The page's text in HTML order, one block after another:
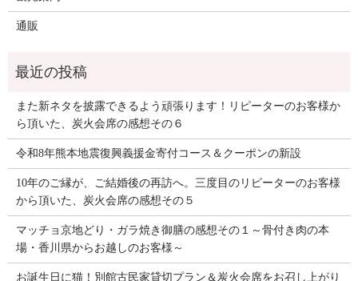
通販
また新ネタを披露できるよう頑張ります！リピーターのお客様か
ら頂いた、炭火会席の感想その６
令和8年熊本地震復興義援金寄付コース＆クーポンの新設
10年のご縁が、ご結婚後の再訪へ。三度目のリピーターのお客様
から頂いた、炭火会席の感想その５
マッチョ京地どり・ガラ焼き御膳の感想その１～骨付き肉の本
場・香川県からお越しのお客様～
お誕生日に猫！別館古民家貸切プラン＆炭火会席をお召し上がり